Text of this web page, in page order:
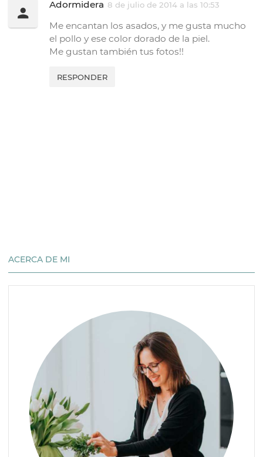
Adormidera 8 de julio de 2014 a las 10:53
Me encantan los asados, y me gusta mucho
el pollo y ese color dorado de la piel.
Me gustan también tus fotos!!
RESPONDER
ACERCA DE MI